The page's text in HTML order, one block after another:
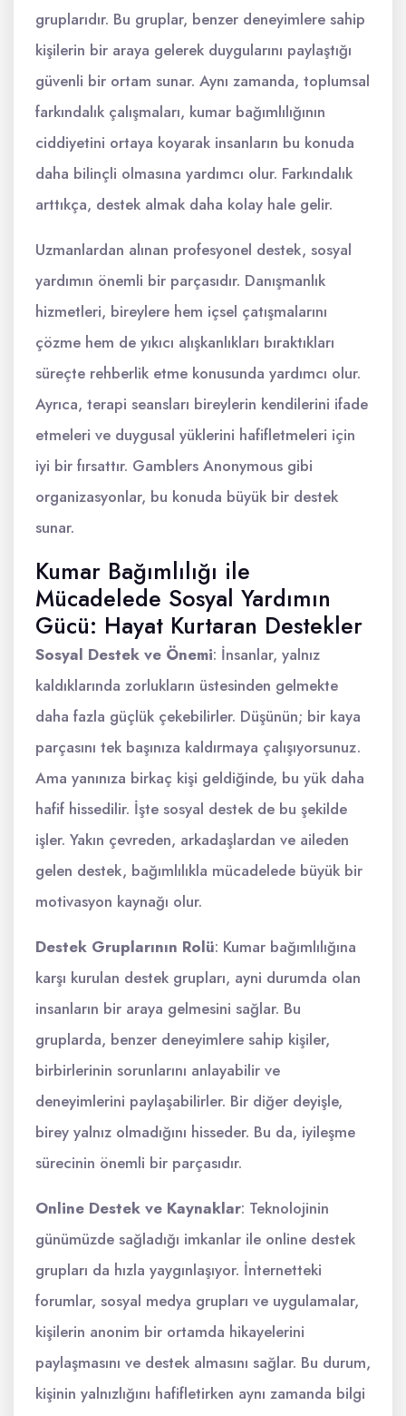
gruplarıdır. Bu gruplar, benzer deneyimlere sahip
kişilerin bir araya gelerek duygularını paylaştığı
güvenli bir ortam sunar. Aynı zamanda, toplumsal
farkındalık çalışmaları, kumar bağımlılığının
ciddiyetini ortaya koyarak insanların bu konuda
daha bilinçli olmasına yardımcı olur. Farkındalık
arttıkça, destek almak daha kolay hale gelir.
Uzmanlardan alınan profesyonel destek, sosyal
yardımın önemli bir parçasıdır. Danışmanlık
hizmetleri, bireylere hem içsel çatışmalarını
çözme hem de yıkıcı alışkanlıkları bıraktıkları
süreçte rehberlik etme konusunda yardımcı olur.
Ayrıca, terapi seansları bireylerin kendilerini ifade
etmeleri ve duygusal yüklerini hafifletmeleri için
iyi bir fırsattır. Gamblers Anonymous gibi
organizasyonlar, bu konuda büyük bir destek
sunar.
Kumar Bağımlılığı ile
Mücadelede Sosyal Yardımın
Gücü: Hayat Kurtaran Destekler
Sosyal Destek ve Önemi: İnsanlar, yalnız
kaldıklarında zorlukların üstesinden gelmekte
daha fazla güçlük çekebilirler. Düşünün; bir kaya
parçasını tek başınıza kaldırmaya çalışıyorsunuz.
Ama yanınıza birkaç kişi geldiğinde, bu yük daha
hafif hissedilir. İşte sosyal destek de bu şekilde
işler. Yakın çevreden, arkadaşlardan ve aileden
gelen destek, bağımlılıkla mücadelede büyük bir
motivasyon kaynağı olur.
Destek Gruplarının Rolü: Kumar bağımlılığına
karşı kurulan destek grupları, ayni durumda olan
insanların bir araya gelmesini sağlar. Bu
gruplarda, benzer deneyimlere sahip kişiler,
birbirlerinin sorunlarını anlayabilir ve
deneyimlerini paylaşabilirler. Bir diğer deyişle,
birey yalnız olmadığını hisseder. Bu da, iyileşme
sürecinin önemli bir parçasıdır.
Online Destek ve Kaynaklar: Teknolojinin
günümüzde sağladığı imkanlar ile online destek
grupları da hızla yaygınlaşıyor. İnternetteki
forumlar, sosyal medya grupları ve uygulamalar,
kişilerin anonim bir ortamda hikayelerini
paylaşmasını ve destek almasını sağlar. Bu durum,
kişinin yalnızlığını hafifletirken aynı zamanda bilgi